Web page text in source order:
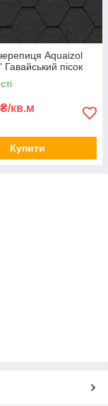
Aquaizol
Гавайський пісок
₴/кв.м
Купити